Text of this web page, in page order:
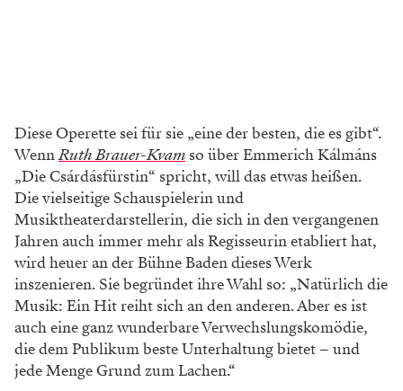
Diese Operette sei für sie „eine der besten, die es gibt“.
WennRuth Brauer-Kvam so über Emmerich Kálmáns
„Die Csárdásfürstin“ spricht, will das etwas heißen.
Die vielseitige Schauspielerin und
Musiktheaterdarstellerin, die sich in den vergangenen
Jahren auch immer mehr als Regisseurin etabliert hat,
wird heuer an der Bühne Baden dieses Werk
inszenieren. Sie begründet ihre Wahl so: „Natürlich die
Musik: Ein Hit reiht sich an den anderen. Aber es ist
auch eine ganz wunderbare Verwechslungskomödie,
die dem Publikum beste Unterhaltung bietet – und
jede Menge Grund zum Lachen.“